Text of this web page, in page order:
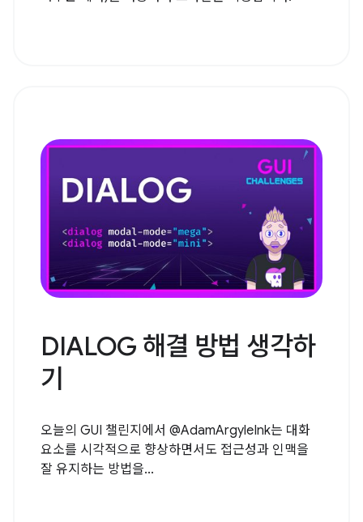
DIALOG 해결 방법 생각하
기
오늘의 GUI 챌린지에서 @AdamArgyleInk는 대화
요소를 시각적으로 향상하면서도 접근성과 인맥을
잘 유지하는 방법을...